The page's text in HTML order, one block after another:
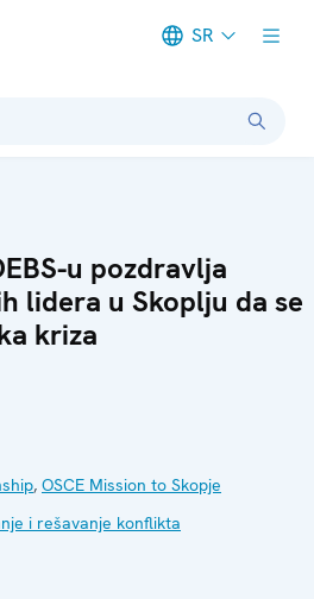
SR
u pozdravlja
lidera u Skoplju da se
kriza
, OSCE Mission to Skopje
i rešavanje konflikta